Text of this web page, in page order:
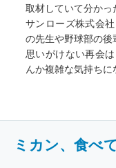
取材していて分かっ
サンローズ株式会
の先生や野球部の後
思いがけない再会
んか複雑な気持ちに
ミカン、食べ